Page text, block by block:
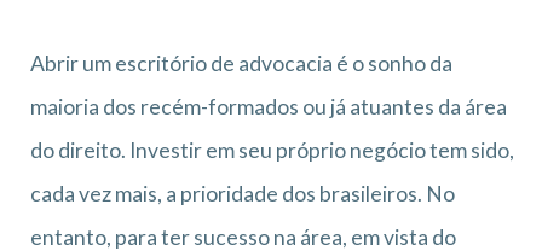
Abrir um escritório de advocacia é o sonho da
maioria dos recém-formados ou já atuantes da área
do direito. Investir em seu próprio negócio tem sido,
cada vez mais, a prioridade dos brasileiros. No
entanto, para ter sucesso na área, em vista do